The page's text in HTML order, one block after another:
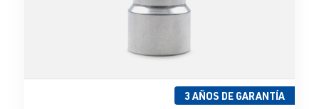
3 AÑOS DE GARANTÍA